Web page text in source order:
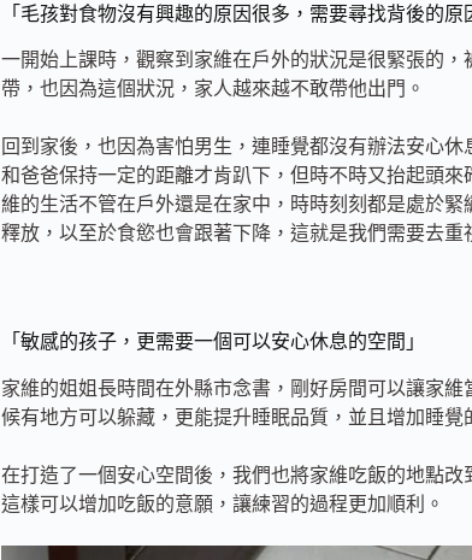
「毛孩對食物沒有興趣的原因很多，需要尋找背後的原
一開始上課時，觀察到家維在戶外的狀況是很緊張的
帶，也因為這個狀況，家人越來越不敢帶他出門。
回到家後，也因為害怕男生，連睡覺都沒有辦法安心
和爸爸保持一定的距離才肯趴下，但時不時又抬起頭
維的生活不管在戶外還是在家中，時時刻刻都是處於
釋放，以至於食慾也會跟著下降，這就是我們需要去重
「敏感的孩子，更需要一個可以安心休息的空間」
家維的姐姐長時間在外縣市念書，剛好房間可以讓家
候有地方可以躲藏，更能提升睡眠品質，並且增加睡覺
在打造了一個安心空間後，我們也將家維吃飯的地點改
這樣可以增加吃飯的意願，讓練習的過程更加順利。